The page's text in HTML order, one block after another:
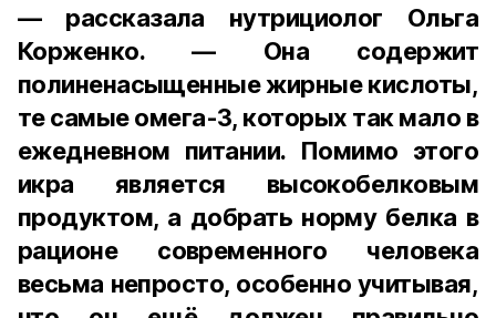
— рассказала нутрициолог Ольга
Корженко. — Она содержит
полиненасыщенные жирные кислоты,
те самые омега-3, которых так мало в
ежедневном питании. Помимо этого
икра является высокобелковым
продуктом, а добрать норму белка в
рационе современного человека
весьма непросто, особенно учитывая,